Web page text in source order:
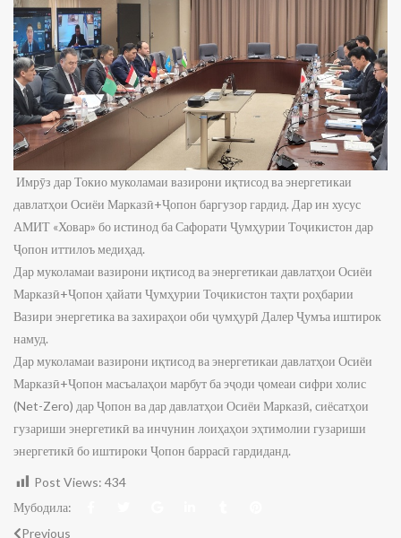
Имрӯз дар Токио муколамаи вазирони иқтисод ва энергетикаи
давлатҳои Осиёи Марказӣ+Ҷопон баргузор гардид. Дар ин хусус
АМИТ «Ховар» бо истинод ба Сафорати Ҷумҳурии Тоҷикистон дар
Ҷопон иттилоъ медиҳад.
Дар муколамаи вазирони иқтисод ва энергетикаи давлатҳои Осиёи
Марказӣ+Ҷопон ҳайати Ҷумҳурии Тоҷикистон таҳти роҳбарии
Вазири энергетика ва захираҳои оби ҷумҳурӣ Далер Ҷумъа иштирок
намуд.
Дар муколамаи вазирони иқтисод ва энергетикаи давлатҳои Осиёи
Марказӣ+Ҷопон масъалаҳои марбут ба эҷоди ҷомеаи сифри холис
(Net-Zero) дар Ҷопон ва дар давлатҳои Осиёи Марказӣ, сиёсатҳои
гузариши энергетикӣ ва инчунин лоиҳаҳои эҳтимолии гузариши
энергетикӣ бо иштироки Ҷопон баррасӣ гардиданд.
Post Views: 434
Мубодила:
Previous